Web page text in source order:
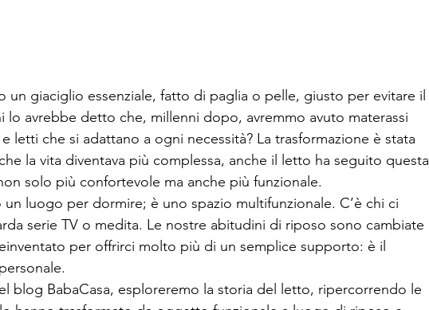
un giaciglio essenziale, fatto di paglia o pelle, giusto per evitare il
lo avrebbe detto che, millenni dopo, avremmo avuto materassi
letti che si adattano a ogni necessità? La trasformazione è stata
la vita diventava più complessa, anche il letto ha seguito questa
solo più confortevole ma anche più funzionale.
luogo per dormire; è uno spazio multifunzionale. C’è chi ci
serie TV o medita. Le nostre abitudini di riposo sono cambiate
per offrirci molto più di un semplice supporto: è il
blog BabaCasa, esploreremo la storia del letto, ripercorrendo le